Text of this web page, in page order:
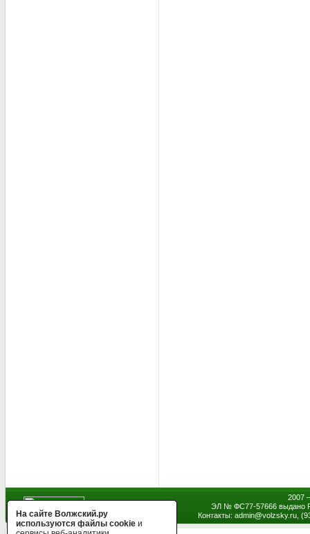
2007
ЭЛ № ФС77-57666 выдано
Контакты: admin@volzsky.ru,
На сайте Волжский.ру
используются файлы cookie и